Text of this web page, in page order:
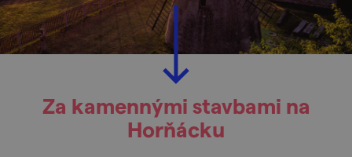
Za kamennými stavbami na
Horňácku